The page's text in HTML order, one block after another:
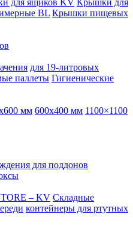
для ящиков KV Крышки для
BL Крышки пищевых
для 19-литровых
паллеты Гигиенические
мм 600х400 мм 1100×1100
для поддонов
– KV Складные
контейнеры для ртутных